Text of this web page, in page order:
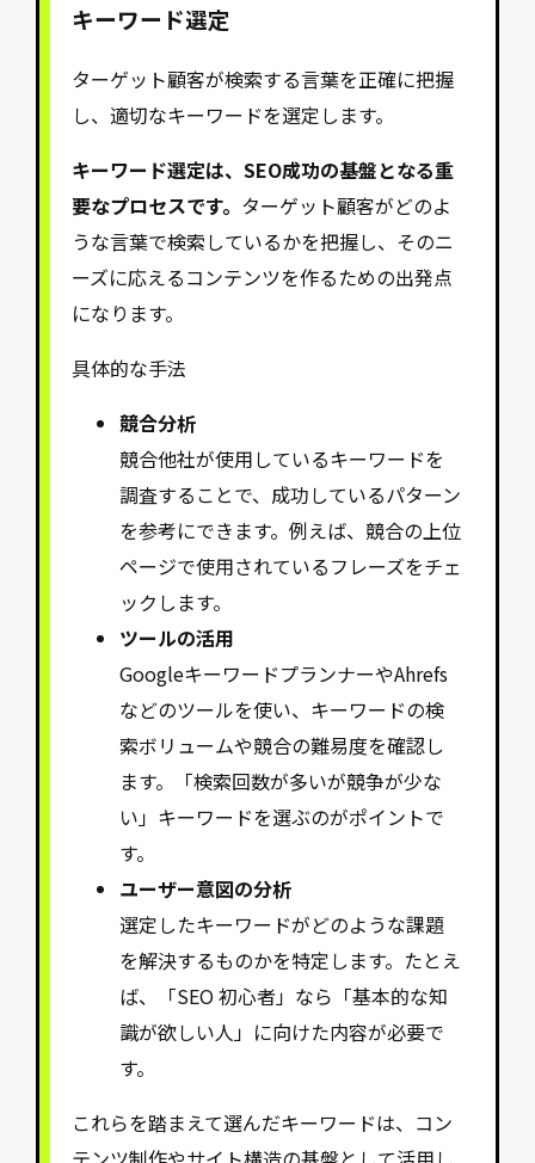
キーワード選定
ターゲット顧客が検索する言葉を正確に把握
し、適切なキーワードを選定します。
キーワード選定は、SEO成功の基盤となる重
要なプロセスです。 ターゲット顧客がどのよ
うな言葉で検索しているかを把握し、そのニ
ーズに応えるコンテンツを作るための出発点
になります。
具体的な手法
競合分析
競合他社が使用しているキーワードを
調査することで、成功しているパターン
を参考にできます。例えば、競合の上位
ページで使用されているフレーズをチェ
ックします。
ツールの活用
GoogleキーワードプランナーやAhrefs
などのツールを使い、キーワードの検
索ボリュームや競合の難易度を確認し
ます。「検索回数が多いが競争が少な
い」キーワードを選ぶのがポイントで
す。
ユーザー意図の分析
選定したキーワードがどのような課題
を解決するものかを特定します。たとえ
ば、「SEO 初心者」なら「基本的な知
識が欲しい人」に向けた内容が必要で
す。
これらを踏まえて選んだキーワードは、コン